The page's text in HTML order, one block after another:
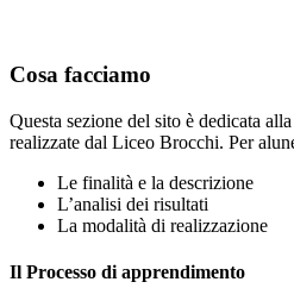
Cosa facciamo
Questa sezione del sito è dedicata
realizzate dal Liceo Brocchi. Per
Le finalità e la descrizione
L’analisi dei risultati
La modalità di realizzazione
Il Processo di apprendimento